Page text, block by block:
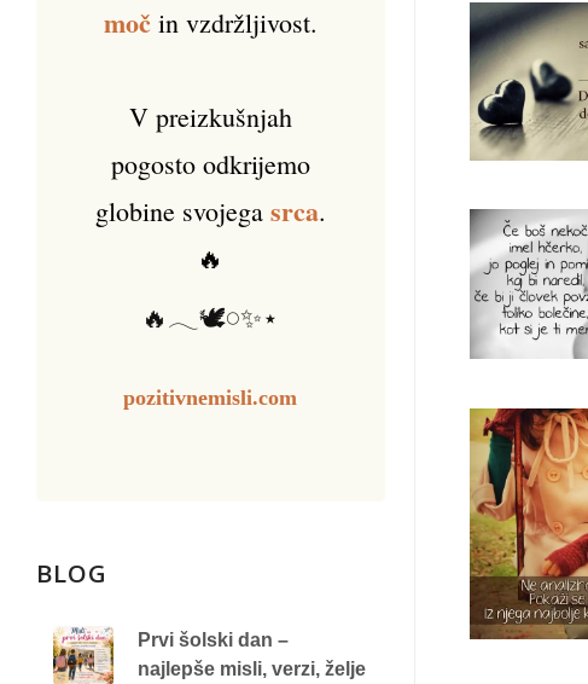
močin vzdržljivost.
V preizkušnjah
pogosto odkrijemo
globine svojega srca.
🔥
🔥𓂃🕊️𓏸✨⋆
pozitivnemisli.com
BLOG
Prvi šolski dan –
najlepše misli, verzi, želje